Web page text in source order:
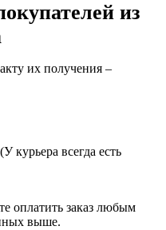
из
их получения –
курьера всегда есть
оплатить заказ любым
выше.